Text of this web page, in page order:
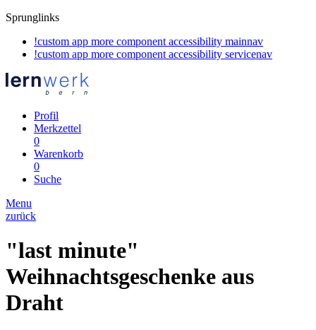
Sprunglinks
!custom app more component accessibility mainnav
!custom app more component accessibility servicenav
Profil
Merkzettel
0
Warenkorb
0
Suche
Menu
zurück
"last minute"
Weihnachtsgeschenke aus
Draht